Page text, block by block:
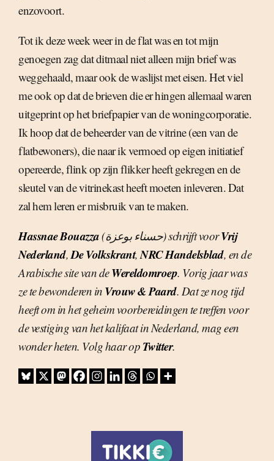
enzovoort.
Tot ik deze week weer in de flat was en tot mijn
genoegen zag dat ditmaal niet alleen mijn brief was
weggehaald, maar ook de waslijst met eisen. Het viel
me ook op dat de brieven die er hingen allemaal waren
uitgeprint op het briefpapier van de woningcorporatie.
Ik hoop dat de beheerder van de vitrine (een van de
flatbewoners), die naar ik vermoed op eigen initiatief
opereerde, flink op zijn flikker heeft gekregen en de
sleutel van de vitrinekast heeft moeten inleveren. Dat
zal hem leren er misbruik van te maken.
Hassnae Bouazza (حسناء بوعزة) schrijft voorVrij
Nederland,De Volkskrant, NRC Handelsblad, en de
Arabische site van deWereldomroep. Vorig jaar was
ze te bewonderen in Vrouw & Paard. Dat ze nog tijd
heeft om in het geheim voorbereidingen te treffen voor
de vestiging van het kalifaat in Nederland, mag een
wonder heten. Volg haar op Twitter.